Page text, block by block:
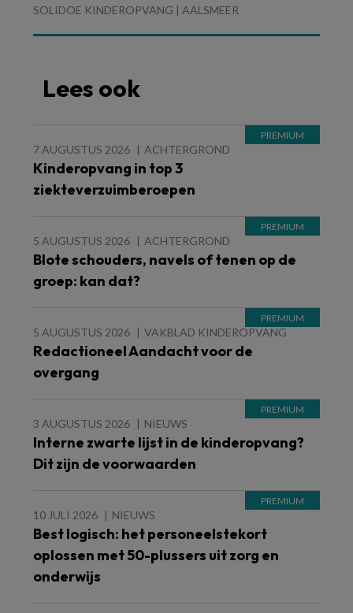
SOLIDOE KINDEROPVANG | AALSMEER
Lees ook
7 AUGUSTUS 2026 ACHTERGROND
Kinderopvang in top 3
ziekteverzuimberoepen
5 AUGUSTUS 2026 ACHTERGROND
Blote schouders, navels of tenen op de
groep: kan dat?
5 AUGUSTUS 2026 VAKBLAD KINDEROPVANG
Redactioneel Aandacht voor de
overgang
3 AUGUSTUS 2026 NIEUWS
Interne zwarte lijst in de kinderopvang?
Dit zijn de voorwaarden
10 JULI 2026 NIEUWS
Best logisch: het personeelstekort
oplossen met 50-plussers uit zorg en
onderwijs